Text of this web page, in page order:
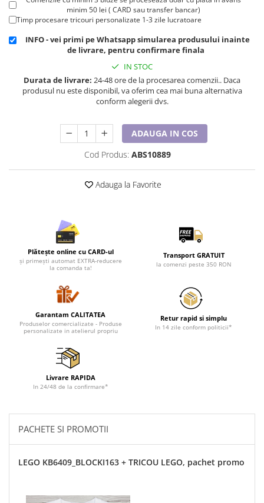
Martisoare
minim 50 lei ( CARD sau transfer bancar)
Timp procesare tricouri personalizate 1-3 zile lucratoare
INFO - vei primi pe Whatsapp simularea produsului inainte
de livrare, pentru confirmare finala
IN STOC
Durata de livrare: 24-48 ore de la procesarea comenzii.. Daca
produsul nu este disponibil, va oferim cea mai buna alternativa
conform alegerii dvs.
ADAUGA IN COS
Cod Produs: ABS10889
Adauga la Favorite
Plătește online cu CARD-ul
și primești automat EXTRA-reducere
la comanda ta!
Transport GRATUIT
la comenzi peste 350 RON
Garantam CALITATEA
Produselor comercializate - Produse
personalizate in atelierul propriu
Retur rapid si simplu
In 14 zile conform politicii*
Livrare RAPIDA
In 24/48 de la confirmare*
PACHETE SI PROMOTII
LEGO KB6409_BLOCKI163 + TRICOU LEGO, pachet promo